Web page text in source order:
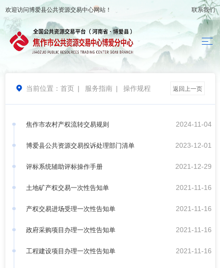
欢迎访问博爱县公共资源交易中心网站！ 联系我们
 当前位置： 首页 | 服务指南 | 操作规程 返回上一页
焦作市农村产权流转交易规则 2024-11-04
博爱县公共资源交易投诉处理部门清单 2023-12-01
评标系统辅助评标操作手册 2021-12-29
土地矿产权交易一次性告知单 2021-11-16
产权交易进场受理一次性告知单 2021-11-16
政府采购项目办理一次性告知单 2021-11-16
工程建设项目办理一次性告知单 2021-11-16